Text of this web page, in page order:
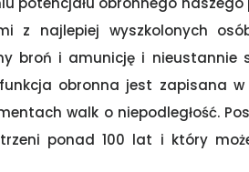
z najlepiej wyszkolonych
broń i amunicję i nieustannie
obronna jest zapisana w
walk o niepodległość.
ponad 100 lat i który